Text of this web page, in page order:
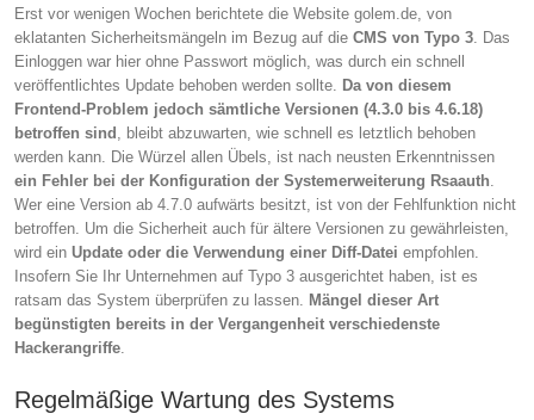
Erst vor wenigen Wochen berichtete die Website golem.de, von
eklatanten Sicherheitsmängeln im Bezug auf die CMS von Typo 3. Das
Einloggen war hier ohne Passwort möglich, was durch ein schnell
veröffentlichtes Update behoben werden sollte. Da von diesem
Frontend-Problem jedoch sämtliche Versionen (4.3.0 bis 4.6.18)
betroffen sind , bleibt abzuwarten, wie schnell es letztlich behoben
werden kann. Die Würzel allen Übels, ist nach neusten Erkenntnissen
ein Fehler bei der Konfiguration der Systemerweiterung Rsaauth.
Wer eine Version ab 4.7.0 aufwärts besitzt, ist von der Fehlfunktion nicht
betroffen. Um die Sicherheit auch für ältere Versionen zu gewährleisten,
wird ein Update oder die Verwendung einer Diff-Datei empfohlen.
Insofern Sie Ihr Unternehmen auf Typo 3 ausgerichtet haben, ist es
ratsam das System überprüfen zu lassen. Mängel dieser Art
begünstigten bereits in der Vergangenheit verschiedenste
Hackerangriffe.
Regelmäßige Wartung des Systems